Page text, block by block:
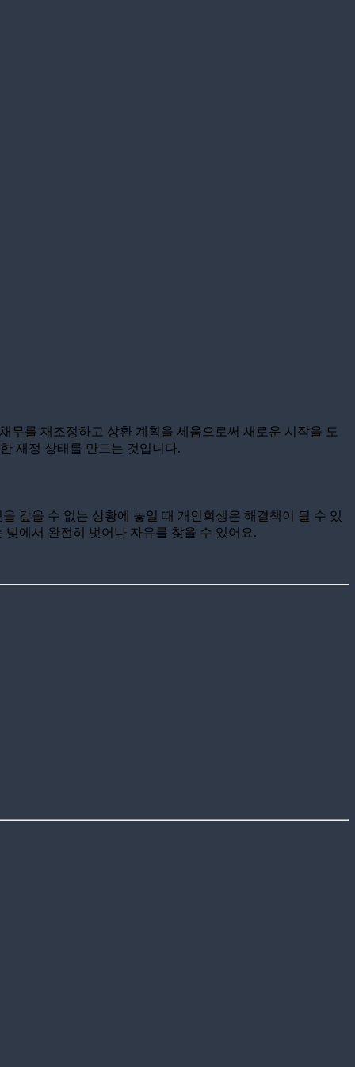
무를 재조정하고 상환 계획을 세움으로써 새로운 시작을 도
재정 상태를 만드는 것입니다.
갚을 수 없는 상황에 놓일 때 개인회생은 해결책이 될 수 있
에서 완전히 벗어나 자유를 찾을 수 있어요.